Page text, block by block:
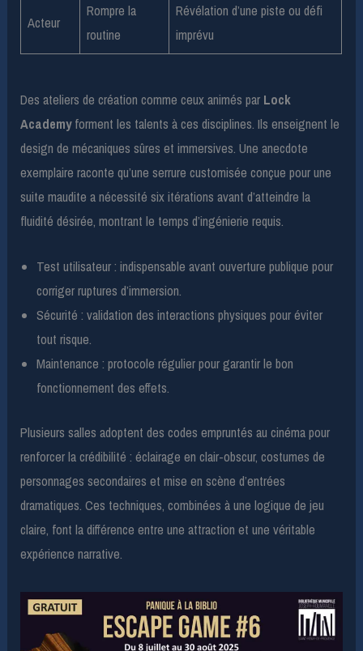
Acteur
Rompre la
routine
Révélation d’une piste ou défi
imprévu
Des ateliers de création comme ceux animés par Lock
Academyforment les talents à ces disciplines. Ils enseignent le
design de mécaniques sûres et immersives. Une anecdote
exemplaire raconte qu’une serrure customisée conçue pour une
suite maudite a nécessité six itérations avant d’atteindre la
fluidité désirée, montrant le temps d’ingénierie requis.
Test utilisateur : indispensable avant ouverture publique pour
corriger ruptures d’immersion.
Sécurité : validation des interactions physiques pour éviter
tout risque.
Maintenance : protocole régulier pour garantir le bon
fonctionnement des effets.
Plusieurs salles adoptent des codes empruntés au cinéma pour
renforcer la crédibilité : éclairage en clair-obscur, costumes de
personnages secondaires et mise en scène d’entrées
dramatiques. Ces techniques, combinées à une logique de jeu
claire, font la différence entre une attraction et une véritable
expérience narrative.